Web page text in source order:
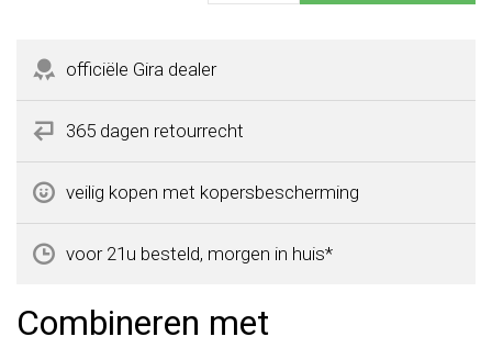
officiële Gira dealer
365 dagen retourrecht
veilig kopen met kopersbescherming
voor 21u besteld, morgen in huis*
Combineren met